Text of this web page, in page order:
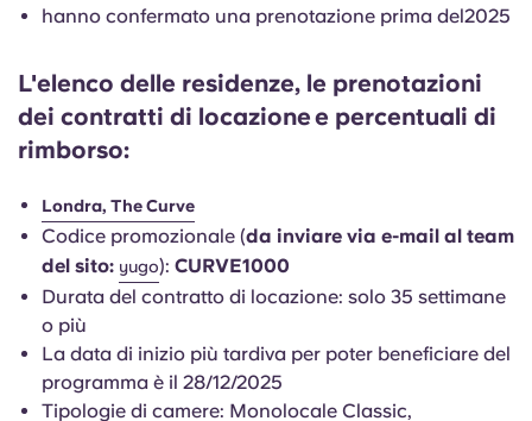
Español
Català
Portuguese
hanno confermato una prenotazione prima del2025
L'elenco delle residenze, le prenotazioni
dei contratti di locazionee percentuali di
rimborso:
Londra, The Curve
Codice promozionale (da inviare via e-mail al team
del sito: yugo): CURVE1000
Durata del contratto di locazione: solo 35 settimane
o più
La data di inizio più tardiva per poter beneficiare del
programma è il 28/12/2025
Tipologie di camere: Monolocale Classic,